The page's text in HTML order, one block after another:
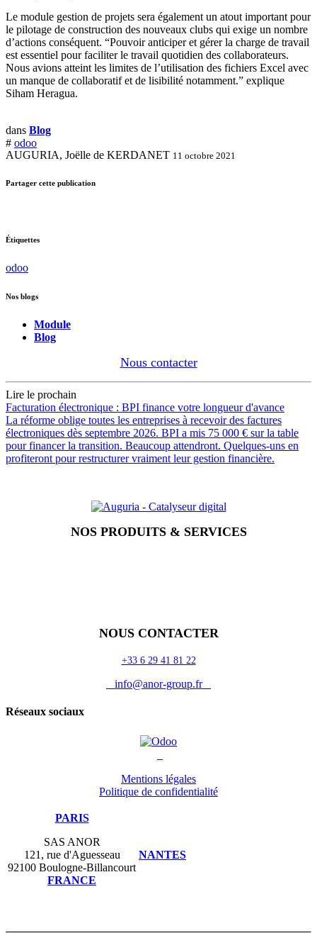
Le module gestion de projets sera également un atout important pour
le pilotage de construction des nouveaux clubs qui exige un nombre
d’actions conséquent. “Pouvoir anticiper et gérer la charge de travail
est essentiel pour faciliter le travail quotidien des collaborateurs.
Nous avions atteint les limites de l’utilisation des fichiers Excel avec
un manque de collaboratif et de lisibilité notamment.” explique
Siham Heragua.
dans Blog
# odoo
AUGURIA, Joëlle de KERDANET 11 octobre 2021
Partager cette publication
Étiquettes
odoo
Nos blogs
Module
Blog
Nous contacter
Lire le prochain
Facturation électronique : BPI finance votre longueur d'avance
La réforme oblige toutes les entreprises à recevoir des factures
électroniques dès septembre 2026. BPI a mis 75 000 € sur la table
pour financer la transition. Beaucoup attendront. Quelques-uns en
profiteront pour restructurer vraiment leur gestion financière.
NOS PRODUITS & SERVICES
NOUS CONTACTER
+33 6 29 41 81 22
info@anor-group.fr
Réseaux sociaux
Mentions légales
Politique de confidentialité
PARIS
SAS ANOR
121, rue d'Aguesseau
92100 Boulogne-Billancourt
FRANCE
NANTES